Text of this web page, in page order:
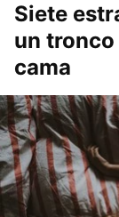
Siete
un tronco
cama